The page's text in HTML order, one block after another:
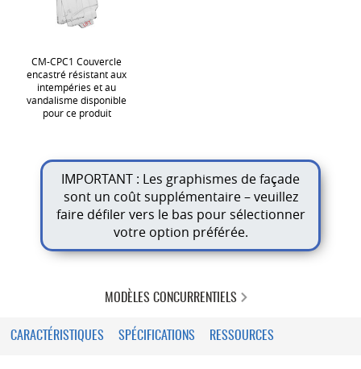
CM-CPC1 Couvercle
encastré résistant aux
intempéries et au
vandalisme disponible
pour ce produit
IMPORTANT : Les graphismes de façade
sont un coût supplémentaire – veuillez
faire défiler vers le bas pour sélectionner
votre option préférée.
MODÈLES CONCURRENTIELS
CARACTÉRISTIQUES SPÉCIFICATIONS RESSOURCES